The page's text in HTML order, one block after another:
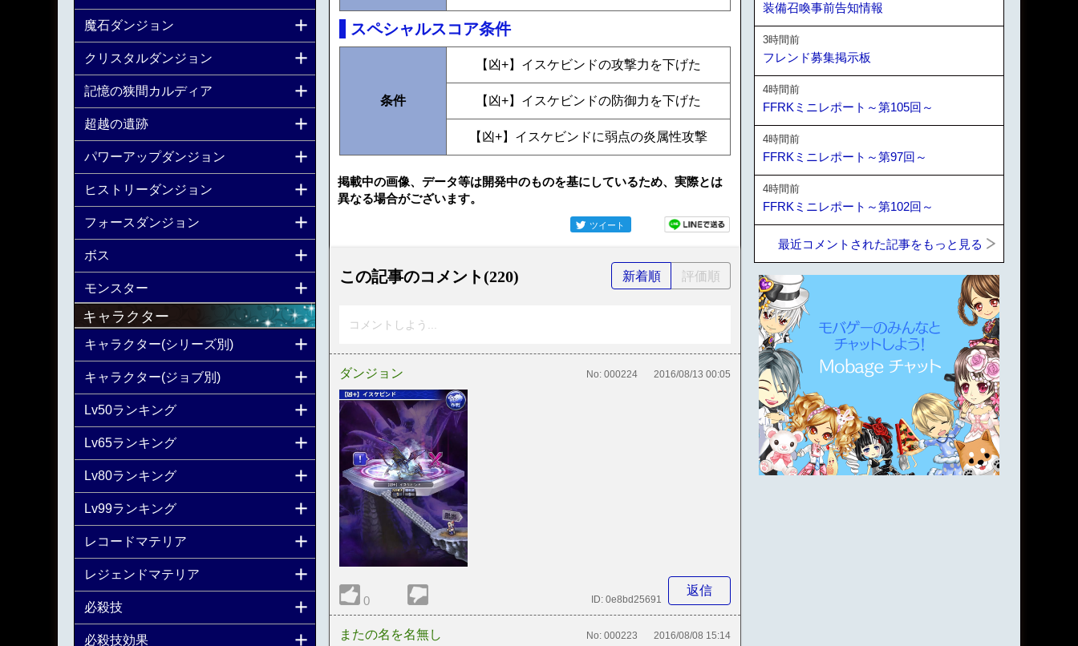
スペシャルスコア条件
条件
【凶+】イスケビンドの攻撃力を下げた
【凶+】イスケビンドの防御力を下げた
【凶+】イスケビンドに弱点の炎属性攻撃
掲載中の画像、データ等は開発中のものを基にしているため、実際とは
異なる場合がございます。
ツイート
この記事のコメント(220) 新着順 評価順
コメントしよう...
ダンジョン No: 000224 2016/08/13 00:05
0
返信
ID: 0e8bd25691
またの名を名無し No: 000223 2016/08/08 15:14
魔石ダンジョン
クリスタルダンジョン
記憶の狭間カルディア
超越の遺跡
パワーアップダンジョン
ヒストリーダンジョン
フォースダンジョン
ボス
モンスター
キャラクター
キャラクター(シリーズ別)
キャラクター(ジョブ別)
Lv50ランキング
Lv65ランキング
Lv80ランキング
Lv99ランキング
レコードマテリア
レジェンドマテリア
必殺技
必殺技効果
装備召喚事前告知情報
3時間前
フレンド募集掲示板
4時間前
FFRKミニレポート～第105回～
4時間前
FFRKミニレポート～第97回～
4時間前
FFRKミニレポート～第102回～
最近コメントされた記事をもっと見る